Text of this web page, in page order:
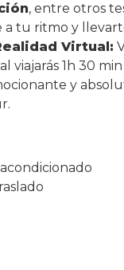
, entre otros
a tu ritmo y
Virtual:
viajarás 1h 30
y